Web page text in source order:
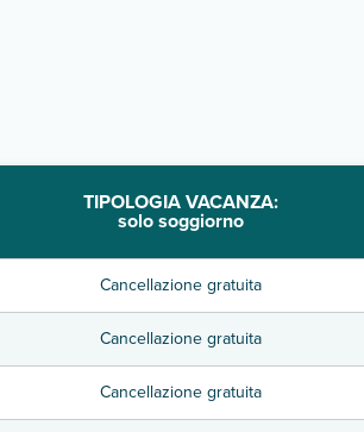
TIPOLOGIA VACANZA:
solo soggiorno
Cancellazione gratuita
Cancellazione gratuita
Cancellazione gratuita